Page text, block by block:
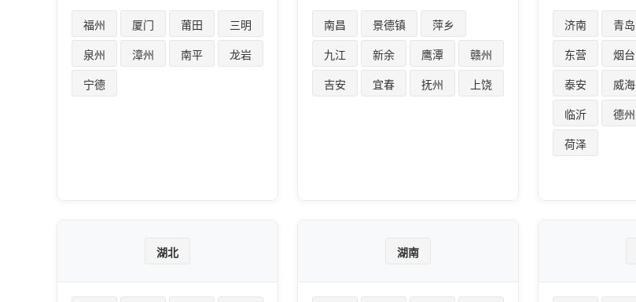
福州 厦门 莆田
三明
泉州
漳州 南平
龙岩
宁德
南昌 景德镇
萍乡
九江
新余 鹰潭
赣州
吉安
宜春 抚州 上饶
济南 青岛
东营
烟台
泰安
威海
临沂
德州
荷泽
湖北 湖南